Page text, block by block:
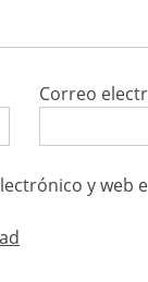
Correo
y web